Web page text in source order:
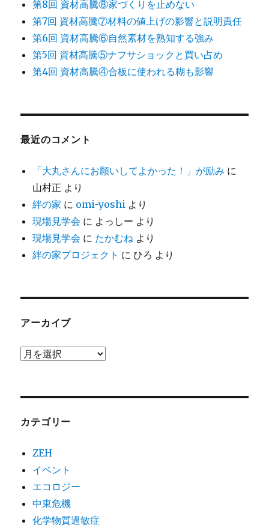
第8回 資材高騰⑧家づくりを止めない
第7回 資材高騰⑦材料の値上げの影響と説明責任
第6回 資材高騰⑥自然素材を熟知する強み
第5回 資材高騰⑤ナフサショックと買い占め
第4回 資材高騰④合板に使われる糊も影響
最近のコメント
「大丸さんにお願いしてよかった！」が励み に
山村正 より
絆の家 に omi-yoshi より
現場見学会 に よっしー より
現場見学会 に たかむね より
絆の家プロジェクト にひろ より
アーカイブ
ア
ブ
カテゴリー
ZEH
イベント
エコロジー
中東危機
化学物質過敏症